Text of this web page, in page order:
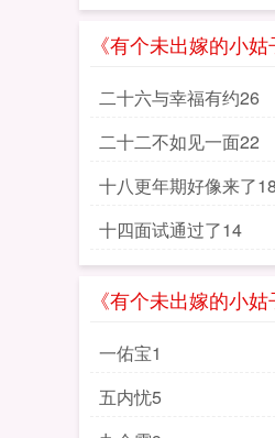
《有个未出嫁的小
二十六与幸福有约26
二十二不如见一面22
十八更年期好像来了18
十四面试通过了14
《有个未出嫁的小
一佑宝1
五内忧5